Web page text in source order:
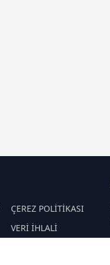
ÇEREZ POLİTİKASI
VERİ İHLALİ